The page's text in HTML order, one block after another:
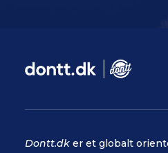
Dontt.dk er et globalt